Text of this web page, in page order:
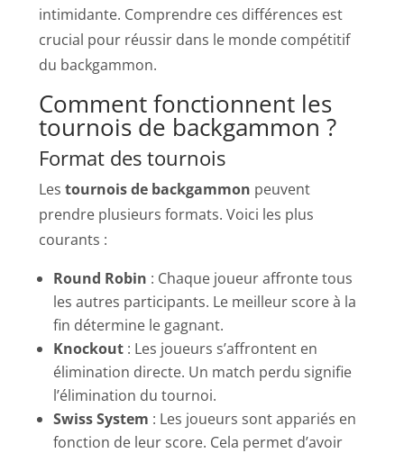
intimidante. Comprendre ces différences est
crucial pour réussir dans le monde compétitif
du backgammon.
Comment fonctionnent les
tournois de backgammon ?
Format des tournois
Lestournois de backgammon peuvent
prendre plusieurs formats. Voici les plus
courants :
Round Robin : Chaque joueur affronte tous
les autres participants. Le meilleur score à la
fin détermine le gagnant.
Knockout : Les joueurs s’affrontent en
élimination directe. Un match perdu signifie
l’élimination du tournoi.
Swiss System : Les joueurs sont appariés en
fonction de leur score. Cela permet d’avoir